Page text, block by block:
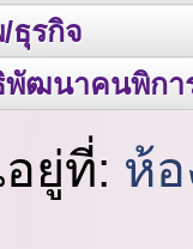
ธุรกิจ
พัฒนาคนพิกา
ยู่ที่: ห้